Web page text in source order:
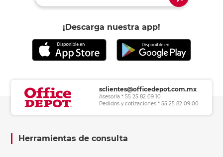
¡Descarga nuestra app!
sclientes@officedepot.com.mx
Asesoría * 55 25 82 09 10
Pedidos y cotizaciones * 55 25 82 09 00
Herramientas de consulta